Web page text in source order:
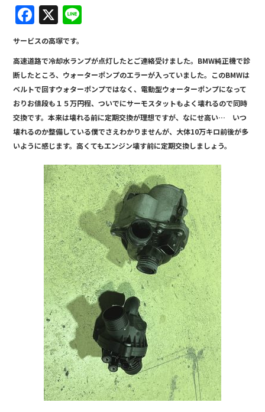
F
a
c
e
b
o
o
k
X
e
サービスの高塚です。
高速道路で冷却水ランプが点灯したとご連絡受けました。BMW純正機で診
断したところ、ウォーターポンプのエラーが入っていました。このBMWは
ベルトで回すウォターポンプではなく、電動型ウォーターポンプになって
おりお値段も１５万円程、ついでにサーモスタットもよく壊れるので同時
交換です。本来は壊れる前に定期交換が理想ですが、なにせ高い… いつ
壊れるのか整備している僕でさえわかりませんが、大体10万キロ前後が多
いように感じます。高くてもエンジン壊す前に定期交換しましょう。